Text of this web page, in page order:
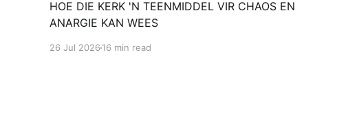
HOE DIE KERK 'N TEENMIDDEL VIR CHAOS EN
ANARGIE KAN WEES
26 Jul 2026 16 min read